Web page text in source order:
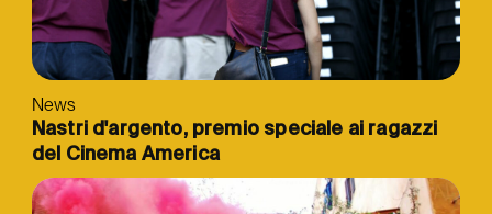
News
Nastri d'argento, premio speciale ai ragazzi
del Cinema America